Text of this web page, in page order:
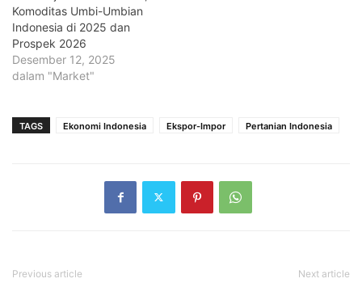
Komoditas Umbi-Umbian
Indonesia di 2025 dan
Prospek 2026
Desember 12, 2025
dalam "Market"
TAGS Ekonomi Indonesia Ekspor-Impor Pertanian Indonesia
Previous article Next article